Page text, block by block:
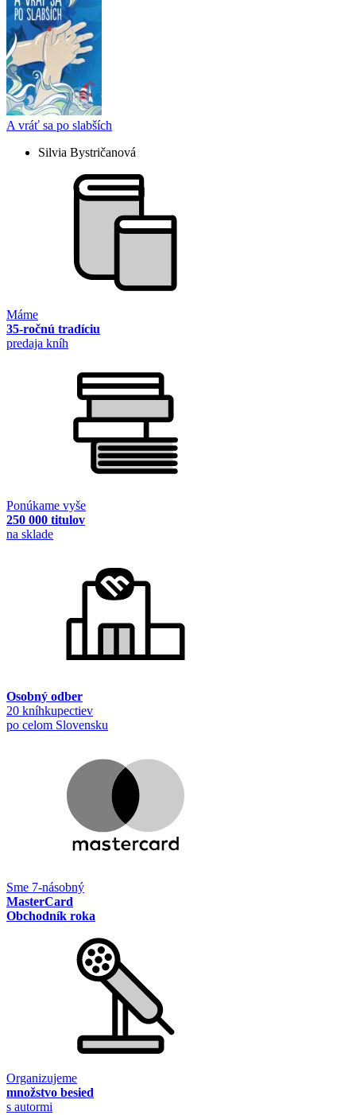
A vráť sa po slabších
Silvia Bystričanová
Máme
35-ročnú tradíciu
predaja kníh
Ponúkame vyše
250 000 titulov
na sklade
Osobný odber
20 kníhkupectiev
po celom Slovensku
Sme 7-násobný
MasterCard
Obchodník roka
Organizujeme
množstvo besied
s autormi